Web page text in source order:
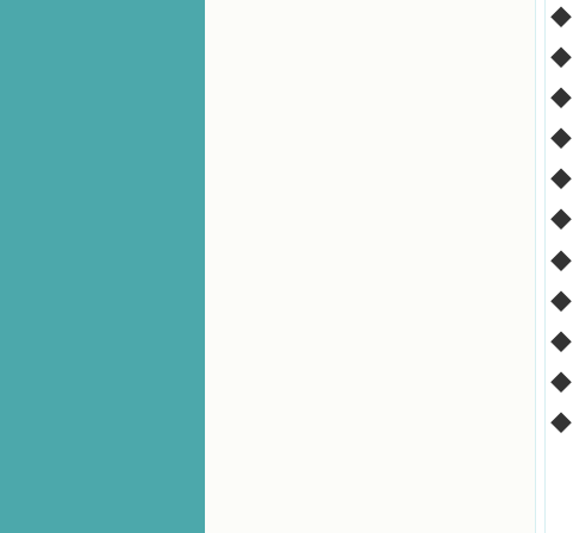
◆
◆
◆
◆
◆
◆
◆
◆
◆
◆
◆